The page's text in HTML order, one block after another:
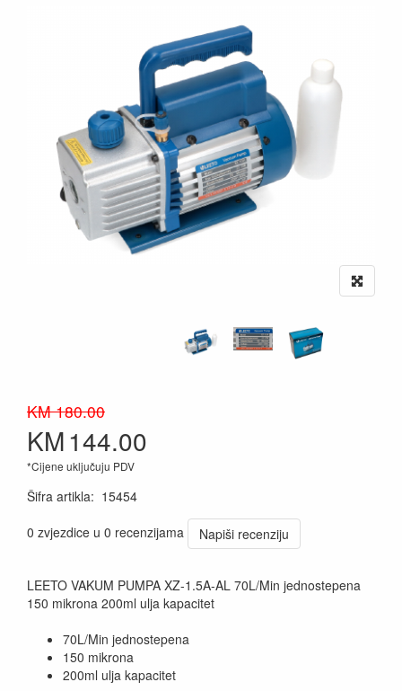
KM 180.00
KM144.00
*Cijene uključuju PDV
Šifra artikla: 15454
0 zvjezdice u 0 recenzijama
Napiši recenziju
LEETO VAKUM PUMPA XZ-1.5A-AL 70L/Min jednostepena
150 mikrona 200ml ulja kapacitet
70L/Min jednostepena
150 mikrona
200ml ulja kapacitet